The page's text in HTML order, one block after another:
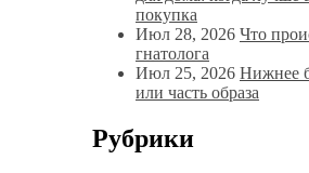
покупка
Июл 28, 2026 Что
гнатолога
Июл 25, 2026 Нижнее
или часть образа
Рубрики